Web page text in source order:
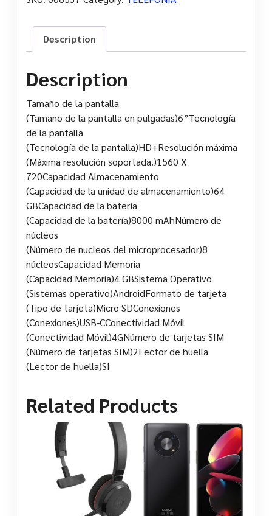
Description
Description
Tamaño de la pantalla
(Tamaño de la pantalla en pulgadas)6”Tecnología
de la pantalla
(Tecnología de la pantalla)HD+Resolución máxima
(Máxima resolución soportada.)1560 X
720Capacidad Almacenamiento
(Capacidad de la unidad de almacenamiento)64
GBCapacidad de la batería
(Capacidad de la batería)8000 mAhNúmero de
núcleos
(Número de nucleos del microprocesador)8
núcleosCapacidad Memoria
(Capacidad Memoria)4 GBSistema Operativo
(Sistemas operativo)AndroidFormato de tarjeta
(Tipo de tarjeta)Micro SDConexiones
(Conexiones)USB-CConectividad Móvil
(Conectividad Móvil)4GNúmero de tarjetas SIM
(Número de tarjetas SIM)2Lector de huella
(Lector de huella)SI
Related Products